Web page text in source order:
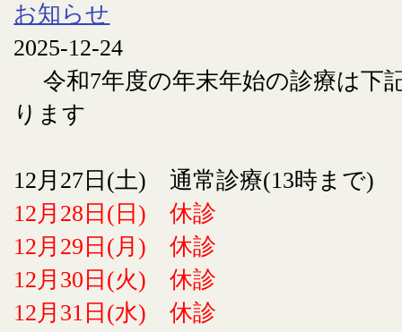
お知らせ
2025-12-24
令和7年度の年末年始の診療は下
ります
12月27日(土) 通常診療(13時まで)
12月28日(日) 休診
12月29日(月) 休診
12月30日(火) 休診
12月31日(水) 休診